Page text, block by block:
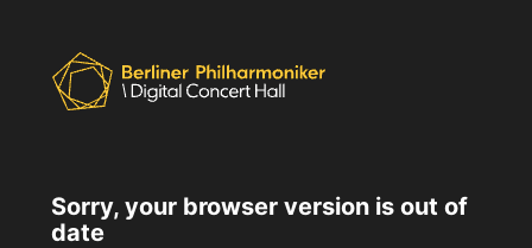
Sorry, your browser version is out of
date